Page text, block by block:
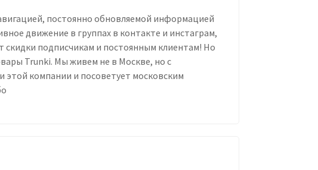
постоянно обновляемой информацией
движение в группах в контакте и инстаграм,
подписчикам и постоянным клиентам! Но
Trunki. Мы живем не в Москве, но с
этой компании и посоветует московским